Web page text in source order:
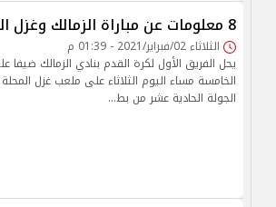
8 معلومات عن مباراة الزمالك وغزل المحلة في الدوري
الثلاثاء 02/فبراير/2021 - 01:39 م
يحل الفريق الأول لكرة القدم بنادي الزمالك
الخامسة مساء اليوم الثلاثاء على ملعب غزل
الجولة الحادية عشر من بط…